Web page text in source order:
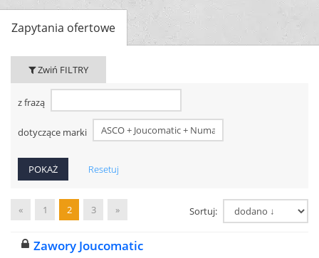
Zapytania ofertowe
Zwiń FILTRY
z frazą
dotyczące marki
Resetuj
« 1 2 3 » Sortuj:
Zawory Joucomatic